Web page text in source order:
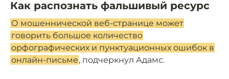
Как распознать фальшивый ресурс
О мошеннической веб-странице может
говорить большое количество
орфографических и пунктуационных ошибок в
онлайн-письме, подчеркнул Адамс.